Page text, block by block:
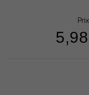
Prix
5,98